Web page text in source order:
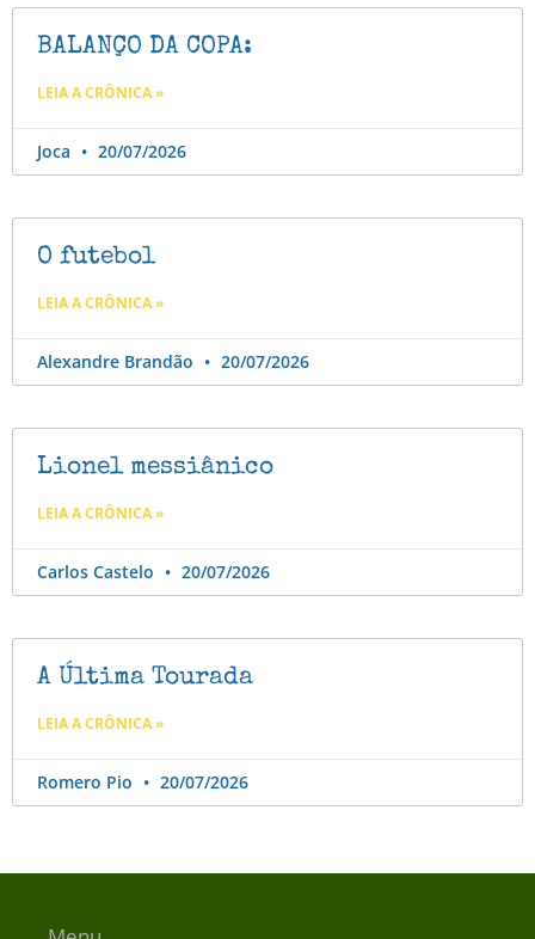
BALANÇO DA COPA:
LEIA A CRÔNICA »
Joca 20/07/2026
O futebol
LEIA A CRÔNICA »
Alexandre Brandão 20/07/2026
Lionel messiânico
LEIA A CRÔNICA »
Carlos Castelo 20/07/2026
A Última Tourada
LEIA A CRÔNICA »
Romero Pio 20/07/2026